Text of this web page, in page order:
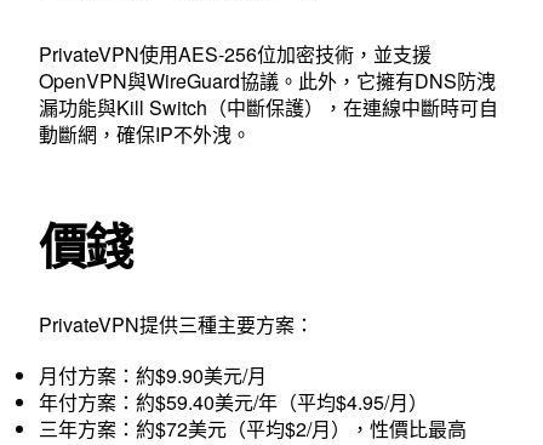
PrivateVPN使用AES-256位加密技術，並支援
OpenVPN與WireGuard協議。此外，它擁有DNS防洩
漏功能與Kill Switch（中斷保護），在連線中斷時可自
動斷網，確保IP不外洩。
價錢
PrivateVPN提供三種主要方案：
月付方案：約$9.90美元/月
年付方案：約$59.40美元/年（平均$4.95/月）
三年方案：約$72美元（平均$2/月），性價比最高